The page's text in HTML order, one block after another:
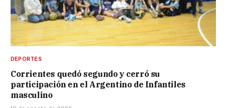
DEPORTES
Corrientes quedó segundo y cerró su
participación en el Argentino de Infantiles
masculino